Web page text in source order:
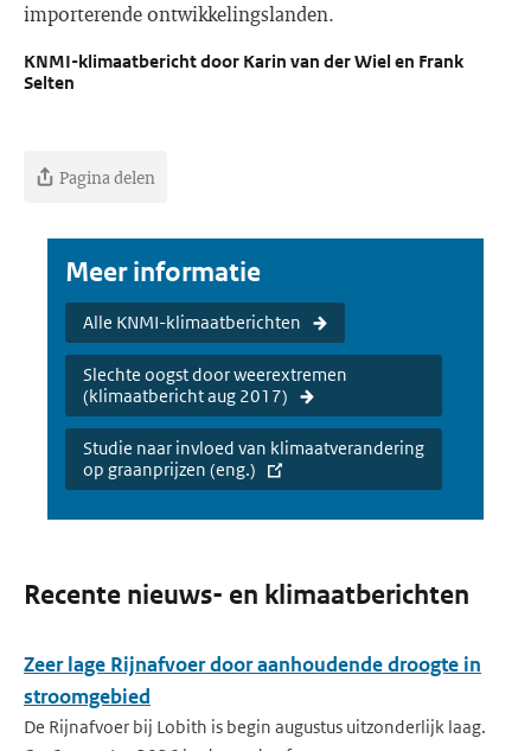
importerende ontwikkelingslanden.
KNMI-klimaatbericht door Karin van der Wiel en Frank
Selten
Pagina delen
Meer informatie
Alle KNMI-klimaatberichten
Slechte oogst door weerextremen
(klimaatbericht aug 2017)
Studie naar invloed van klimaatverandering
op graanprijzen (eng.)
Recente nieuws- en klimaatberichten
Zeer lage Rijnafvoer door aanhoudende droogte in
stroomgebied
De Rijnafvoer bij Lobith is begin augustus uitzonderlijk laag.